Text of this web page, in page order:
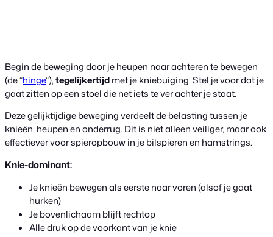
Begin de beweging door je heupen naar achteren te bewegen
(de “hinge“),tegelijkertijdmet je kniebuiging. Stel je voor dat je
gaat zitten op een stoel die net iets te ver achter je staat.
Deze gelijktijdige beweging verdeelt de belasting tussen je
knieën, heupen en onderrug. Dit is niet alleen veiliger, maar ook
effectiever voor spieropbouw in je bilspieren en hamstrings.
Knie-dominant:
Je knieën bewegen als eerste naar voren (alsof je gaat
hurken)
Je bovenlichaam blijft rechtop
Alle druk op de voorkant van je knie